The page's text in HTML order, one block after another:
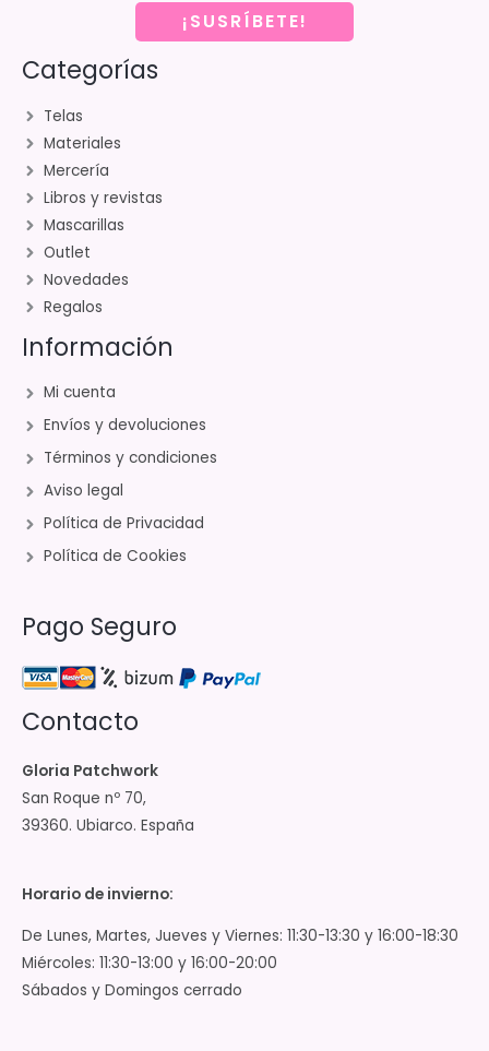
¡SUSRÍBETE!
Categorías
Telas
Materiales
Mercería
Libros y revistas
Mascarillas
Outlet
Novedades
Regalos
Información
Mi cuenta
Envíos y devoluciones
Términos y condiciones
Aviso legal
Política de Privacidad
Política de Cookies
Pago Seguro
Contacto
Gloria Patchwork
San Roque nº 70,
39360. Ubiarco. España
Horario de invierno:
De Lunes, Martes, Jueves y Viernes: 11:30-13:30 y 16:00-18:30
Miércoles: 11:30-13:00 y 16:00-20:00
Sábados y Domingos cerrado